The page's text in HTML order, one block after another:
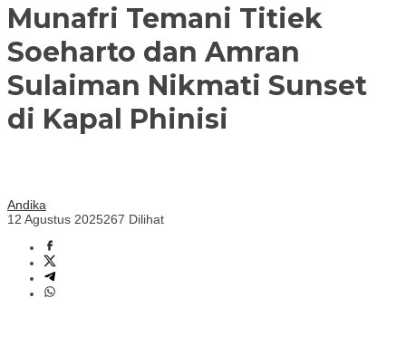
Munafri Temani Titiek
Soeharto dan Amran
Sulaiman Nikmati Sunset
di Kapal Phinisi
Andika
12 Agustus 2025267 Dilihat